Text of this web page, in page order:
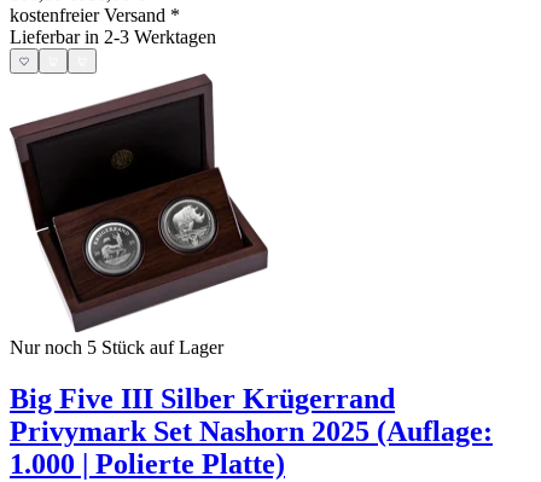
kostenfreier Versand *
Lieferbar in 2-3 Werktagen
Nur noch 5 Stück auf Lager
Big Five III Silber Krügerrand
Privymark Set Nashorn 2025 (Auflage:
1.000 | Polierte Platte)